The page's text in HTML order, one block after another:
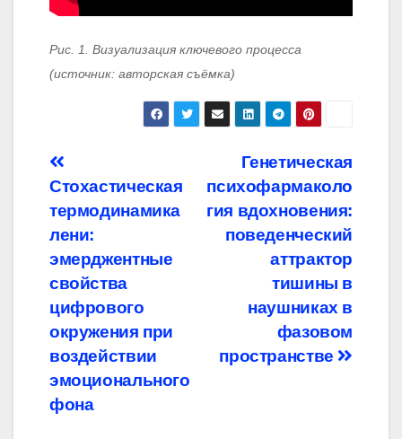
Рис. 1. Визуализация ключевого процесса
(источник: авторская съёмка)
Навигация
по
записям
Генетическая
психофармаколо
гия вдохновения:
поведенческий
аттрактор
тишины в
наушниках в
фазовом
пространстве
Стохастическая
термодинамика
лени:
эмерджентные
свойства
цифрового
окружения при
воздействии
эмоционального
фона